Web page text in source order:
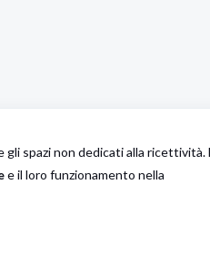
spazi non dedicati alla ricettività.
e il loro funzionamento nella